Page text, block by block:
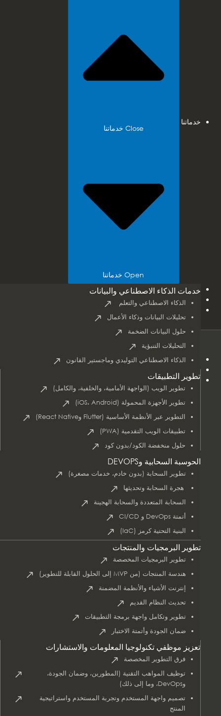
خدماتنا
Close خدماتنا
Open خدماتنا
خدمات الذكاء الاصطناعي والبيانات
الذكاء الاصطناعي والتعلم
تحليلات البيانات وذكاء الأعمال
حلول البيانات الضخمة
التحليلات التنبؤية
الذكاء الاصطناعي التوليدي وماجستير القانون
تطوير التطبيقات
تطوير الويب (الواجهة الأمامية، والخلفية، والكامل)
تطوير الأجهزة المحمولة (iOS، Android)
التطوير عبر الأنظمة الأساسية (Flutter وReact Native)
تطبيقات الويب التقدمية (PWA)
حلول منخفضة الكود/بدون كود
الحوسبة السحابية وDEVOPS
تطوير السحابة (بدون خادم، خدمات مصغرة)
هجرة السحابة وتحديثها
السحابة المتعددة والسحابة الهجينة
أتمتة DevOps و CI/CD
البنية التحتية كرمز (IaC)
تطوير البرمجيات والمنتجات
تطوير البرمجيات المخصصة
هندسة المنتجات (من MVP إلى الحلول القابلة للتطوير)
إنترنت الأشياء والأنظمة المضمنة
تحديث النظام القديم
تطوير وتكامل واجهة برمجة التطبيقات
ضمان الجودة وأتمتة الاختبار
تعزيز موظفي تكنولوجيا المعلومات والاستشارات
فرق التطوير المخصصة
توظيف المواهب التقنية (المطورين، وضمان الجودة،
وDevOps، وما إلى ذلك)
تصميم واجهة المستخدم وتجربة المستخدم واستراتيجية
المنتج
مجموعات التكنولوجيا
الصناعات
Home
Services